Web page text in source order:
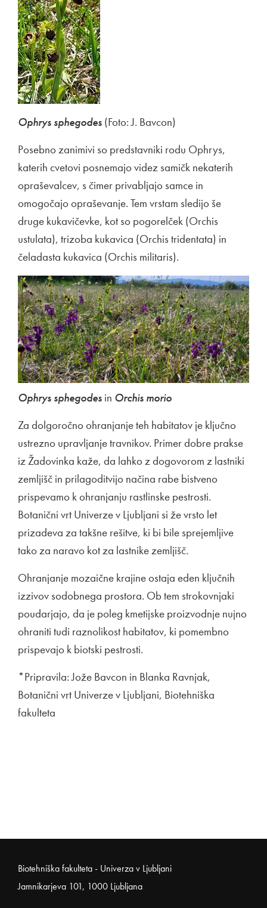
Ophrys sphegodes (Foto: J. Bavcon)
Posebno zanimivi so predstavniki rodu Ophrys,
katerih cvetovi posnemajo videz samičk nekaterih
opraševalcev, s čimer privabljajo samce in
omogočajo opraševanje. Tem vrstam sledijo še
druge kukavičevke, kot so pogorelček (Orchis
ustulata), trizoba kukavica (Orchis tridentata) in
čeladasta kukavica (Orchis militaris).
Ophrys sphegodes in Orchis morio
Za dolgoročno ohranjanje teh habitatov je ključno
ustrezno upravljanje travnikov. Primer dobre prakse
iz Žadovinka kaže, da lahko z dogovorom z lastniki
zemljišč in prilagoditvijo načina rabe bistveno
prispevamo k ohranjanju rastlinske pestrosti.
Botanični vrt Univerze v Ljubljani si že vrsto let
prizadeva za takšne rešitve, ki bi bile sprejemljive
tako za naravo kot za lastnike zemljišč.
Ohranjanje mozaične krajine ostaja eden ključnih
izzivov sodobnega prostora. Ob tem strokovnjaki
poudarjajo, da je poleg kmetijske proizvodnje nujno
ohraniti tudi raznolikost habitatov, ki pomembno
prispevajo k biotski pestrosti.
*Pripravila: Jože Bavcon in Blanka Ravnjak,
Botanični vrt Univerze v Ljubljani, Biotehniška
fakulteta
Noga strani
Biotehniška fakulteta - Univerza v Ljubljani
Jamnikarjeva 101, 1000 Ljubljana